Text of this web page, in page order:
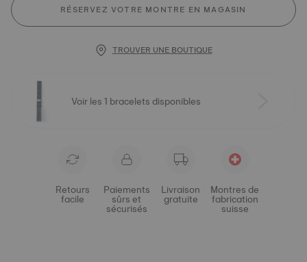
RÉSERVEZ VOTRE MONTRE EN MAGASIN
TROUVER UNE BOUTIQUE
Voir les 1 bracelets disponibles
Retours
facile
Paiements
sûrs et
sécurisés
Livraison
gratuite
Montres de
fabrication
suisse